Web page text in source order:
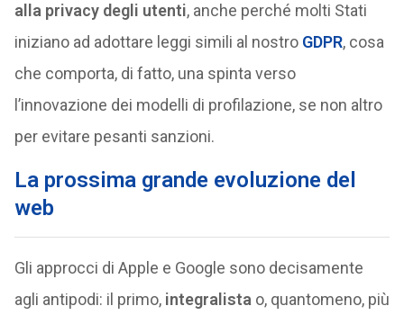
alla privacy degli utenti, anche perché molti Stati
iniziano ad adottare leggi simili al nostro GDPR, cosa
che comporta, di fatto, una spinta verso
l’innovazione dei modelli di profilazione, se non altro
per evitare pesanti sanzioni.
La prossima grande evoluzione del
web
Gli approcci di Apple e Google sono decisamente
agli antipodi: il primo, integralista o, quantomeno, più